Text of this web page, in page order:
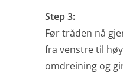
Step 3:
Før tråden nå
fra venstre til
omdreining og